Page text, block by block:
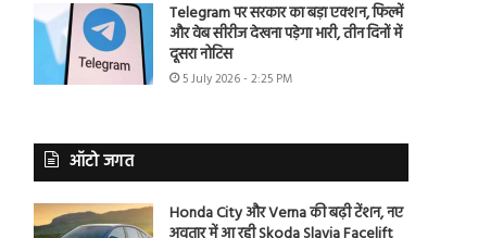
Telegram पर सरकार का बड़ा एक्शन, फिल्में
और वेब सीरीज देखना पड़ेगा भारी, तीन दिनों में
दूसरा नोटिस
5 July 2026 - 2:25 PM
ऑटो जगत
Honda City और Verna की बढ़ी टेंशन, नए